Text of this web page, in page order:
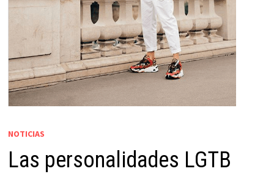
NOTICIAS
Las personalidades LGTB